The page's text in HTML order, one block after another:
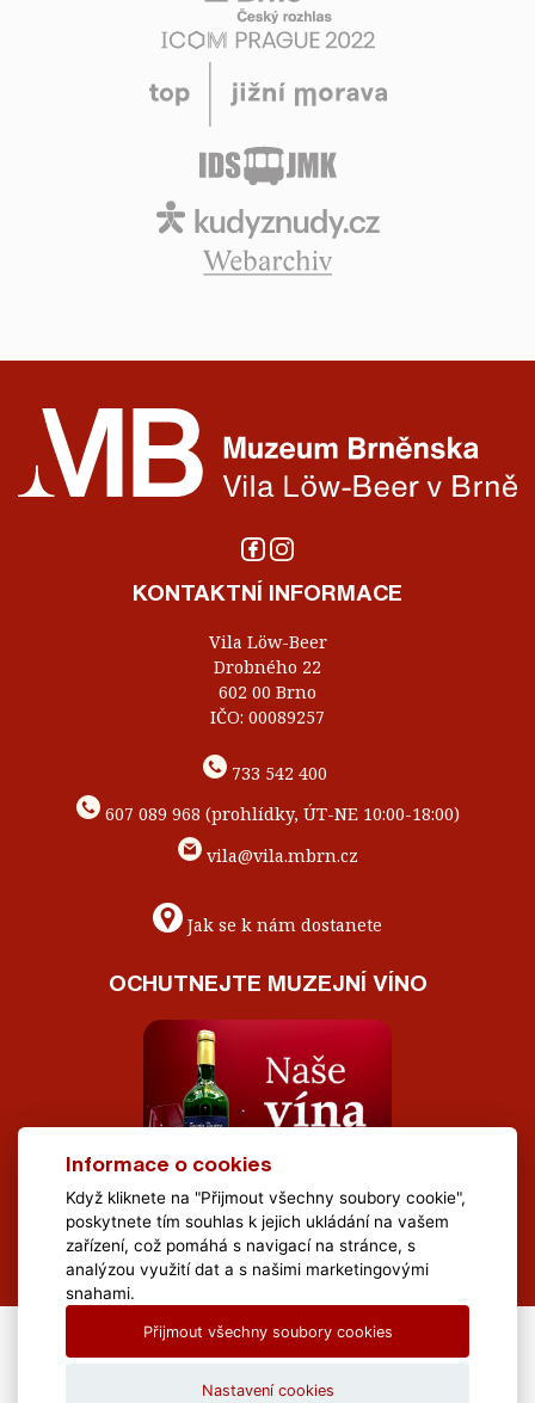
KONTAKTNÍ INFORMACE
Vila Löw-Beer
Drobného 22
602 00 Brno
IČO: 00089257
733 542 400
607 089 968 (prohlídky, ÚT-NE 10:00-18:00)
vila@vila.mbrn.cz
Jak se k nám dostanete
OCHUTNEJTE MUZEJNÍ VÍNO
All Rights Reserved Muzeum Brněnska © 2020, Webdesign by
Informace o cookies
Když kliknete na "Přijmout všechny soubory cookie",
poskytnete tím souhlas k jejich ukládání na vašem
zařízení, což pomáhá s navigací na stránce, s
analýzou využití dat a s našimi marketingovými
snahami.
Přijmout všechny soubory cookies
Nastavení cookies